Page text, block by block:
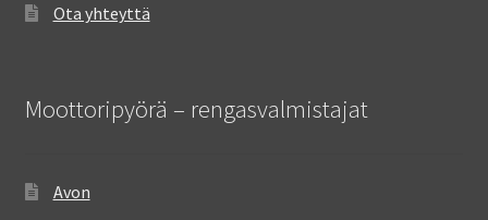
Ota yhteyttä
Moottoripyörä – rengasvalmistajat
Avon